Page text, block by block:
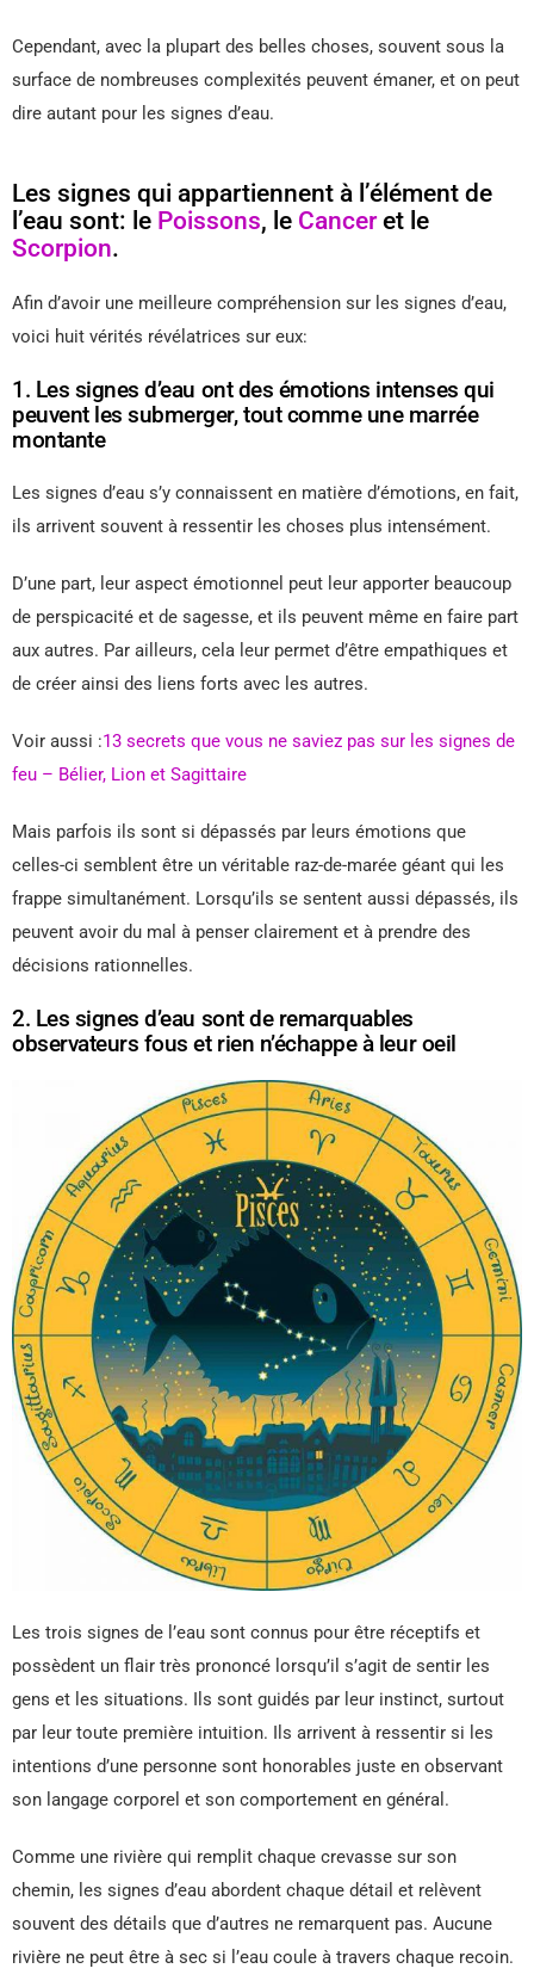
Cependant, avec la plupart des belles choses, souvent sous la
surface de nombreuses complexités peuvent émaner, et on peut
dire autant pour les signes d’eau.
Les signes qui appartiennent à l’élément de
l’eau sont: le Poissons, le Canceret le
Scorpion.
Afin d’avoir une meilleure compréhension sur les signes d’eau,
voici huit vérités révélatrices sur eux:
1. Les signes d’eau ont des émotions intenses qui
peuvent les submerger, tout comme une marrée
montante
Les signes d’eau s’y connaissent en matière d’émotions, en fait,
ils arrivent souvent à ressentir les choses plus intensément.
D’une part, leur aspect émotionnel peut leur apporter beaucoup
de perspicacité et de sagesse, et ils peuvent même en faire part
aux autres. Par ailleurs, cela leur permet d’être empathiques et
de créer ainsi des liens forts avec les autres.
Voir aussi :13 secrets que vous ne saviez pas sur les signes de
feu – Bélier, Lion et Sagittaire
Mais parfois ils sont si dépassés par leurs émotions que
celles-ci semblent être un véritable raz-de-marée géant qui les
frappe simultanément. Lorsqu’ils se sentent aussi dépassés, ils
peuvent avoir du mal à penser clairement et à prendre des
décisions rationnelles.
2. Les signes d’eau sont de remarquables
observateurs fous et rien n’échappe à leur oeil
Les trois signes de l’eau sont connus pour être réceptifs et
possèdent un flair très prononcé lorsqu’il s’agit de sentir les
gens et les situations. Ils sont guidés par leur instinct, surtout
par leur toute première intuition. Ils arrivent à ressentir si les
intentions d’une personne sont honorables juste en observant
son langage corporel et son comportement en général.
Comme une rivière qui remplit chaque crevasse sur son
chemin, les signes d’eau abordent chaque détail et relèvent
souvent des détails que d’autres ne remarquent pas. Aucune
rivière ne peut être à sec si l’eau coule à travers chaque recoin.